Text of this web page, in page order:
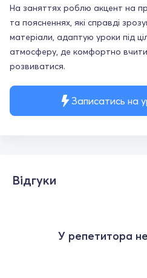
Записатись на
На заняттях роблю акцент на
та поясненнях, які справді
матеріали, адаптую уроки під
атмосферу, де комфортно
розвиватися.
Відгуки
У репетитора